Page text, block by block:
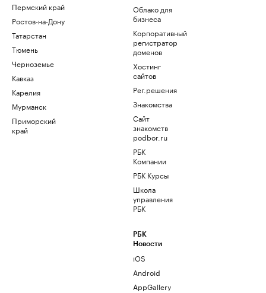
Пермский край
Ростов-на-Дону
Татарстан
Тюмень
Черноземье
Кавказ
Карелия
Мурманск
Приморский
край
Облако для
бизнеса
Корпоративный
регистратор
доменов
Хостинг
сайтов
Рег.решения
Знакомства
Сайт
знакомств
podbor.ru
РБК
Компании
РБК Курсы
Школа
управления
РБК
РБК
Новости
iOS
Android
AppGallery